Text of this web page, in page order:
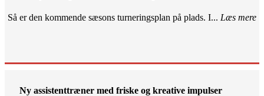
Så er den kommende sæsons turneringsplan på plads. I... Læs mere
Ny assistenttræner med friske og kreative impulser